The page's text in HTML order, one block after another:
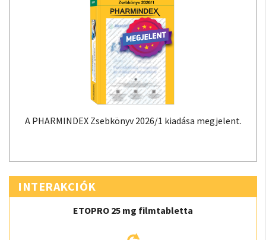
A PHARMINDEX Zsebkönyv 2026/1 kiadása megjelent.
INTERAKCIÓK
ETOPRO 25 mg filmtabletta